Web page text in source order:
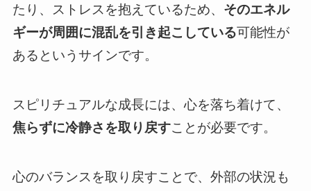
たり、ストレスを抱えているため、 そのエネル
ギーが周囲に混乱を引き起こしている可能性が
あるというサインです。
スピリチュアルな成長には、心を落ち着けて、
焦らずに冷静さを取り戻すことが必要です。
心のバランスを取り戻すことで、外部の状況も